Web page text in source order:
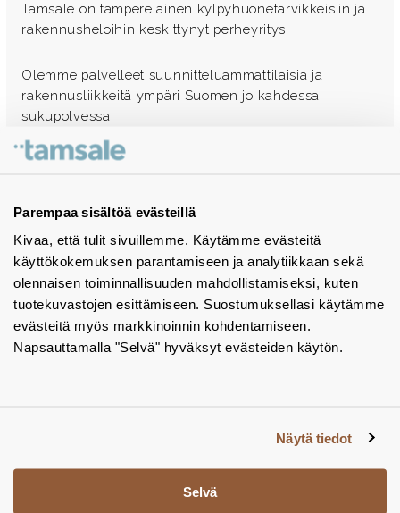
Parempaa sisältöä evästeillä
Kivaa, että tulit sivuillemme. Käytämme evästeitä
käyttökokemuksen parantamiseen ja analytiikkaan sekä
olennaisen toiminnallisuuden mahdollistamiseksi, kuten
tuotekuvastojen esittämiseen. Suostumuksellasi käytämme
evästeitä myös markkinoinnin kohdentamiseen.
Napsauttamalla "Selvä" hyväksyt evästeiden käytön.
Näytä tiedot
Selvä
Tamsale on tamperelainen kylpyhuonetarvikkeisiin ja
rakennusheloihin keskittynyt perheyritys.
Olemme palvelleet suunnitteluammattilaisia ja
rakennusliikkeitä ympäri Suomen jo kahdessa
sukupolvessa.
Ota yhteyttä - autamme mielellämme
Tuotekuvastot
Instagram
BIM-objektit
Yhteystiedot
Tiedotteet